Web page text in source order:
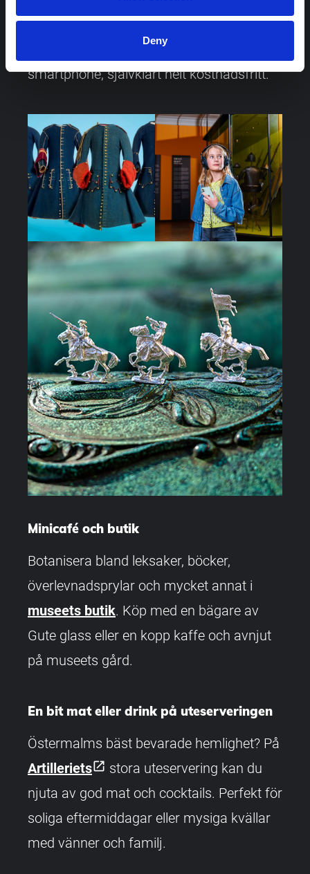
Deny
audioguidenlåter dig utforska museet i
din egen takt. Ladda själv ner den till din
smartphone, självklart helt kostnadsfritt.
Minicafé och butik
Botanisera bland leksaker, böcker,
överlevnadsprylar och mycket annat i
museets butik. Köp med en bägare av
Gute glass eller en kopp kaffe och avnjut
på museets gård.
En bit mat eller drink på uteserveringen
Östermalms bäst bevarade hemlighet? På
Artillerietsopen_in_new stora uteservering kan du
njuta av god mat och cocktails. Perfekt för
soliga eftermiddagar eller mysiga kvällar
med vänner och familj.